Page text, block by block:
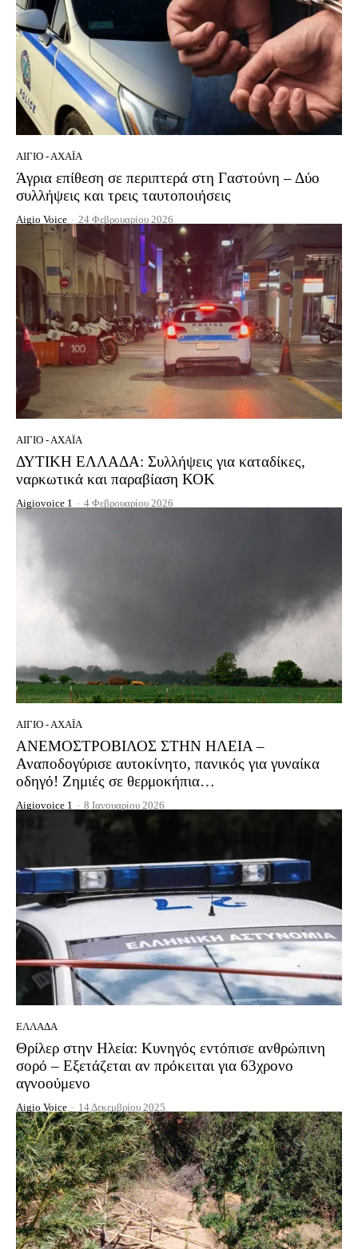
ΑΊΓΙΟ - ΑΧΑΪ́Α
Άγρια επίθεση σε περιπτερά στη Γαστούνη – Δύο
συλλήψεις και τρεις ταυτοποιήσεις
Aigio Voice - 24 Φεβρουαρίου 2026
ΑΊΓΙΟ - ΑΧΑΪ́Α
ΔΥΤΙΚΗ ΕΛΛΑΔΑ: Συλλήψεις για καταδίκες,
ναρκωτικά και παραβίαση ΚΟΚ
Aigiovoice 1 - 4 Φεβρουαρίου 2026
ΑΊΓΙΟ - ΑΧΑΪ́Α
ΑΝΕΜΟΣΤΡΟΒΙΛΟΣ ΣΤΗΝ ΗΛΕΙΑ –
Αναποδογύρισε αυτοκίνητο, πανικός για γυναίκα
οδηγό! Ζημιές σε θερμοκήπια…
Aigiovoice 1 - 8 Ιανουαρίου 2026
ΕΛΛΆΔΑ
Θρίλερ στην Ηλεία: Κυνηγός εντόπισε ανθρώπινη
σορό – Εξετάζεται αν πρόκειται για 63χρονο
αγνοούμενο
Aigio Voice - 14 Δεκεμβρίου 2025